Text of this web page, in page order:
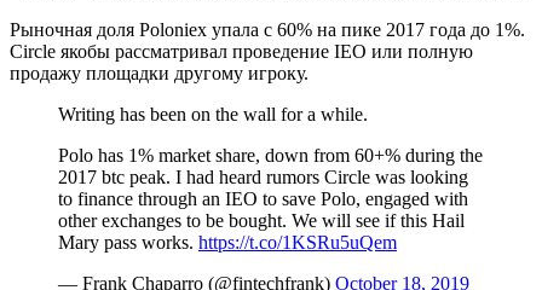
Рыночная доля Poloniex упала с 60% на пике 2017 года до 1%.
Circle якобы рассматривал проведение IEO или полную
продажу площадки другому игроку.
Writing has been on the wall for a while.
Polo has 1% market share, down from 60+% during the
2017 btc peak. I had heard rumors Circle was looking
to finance through an IEO to save Polo, engaged with
other exchanges to be bought. We will see if this Hail
Mary pass works. https://t.co/1KSRu5uQem
— Frank Chaparro (@fintechfrank) October 18, 2019